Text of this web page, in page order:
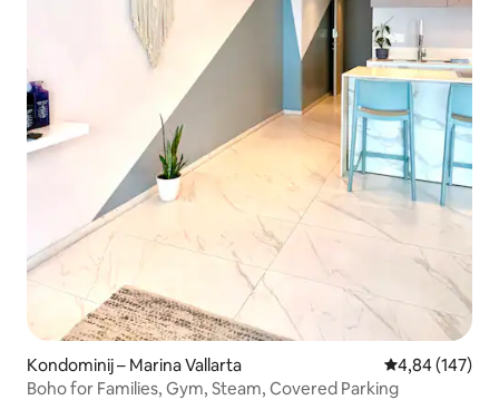
Kondominij – Marina Vallarta Prosječna
4,84 (147)
Boho for Families, Gym, Steam, Covered Parking